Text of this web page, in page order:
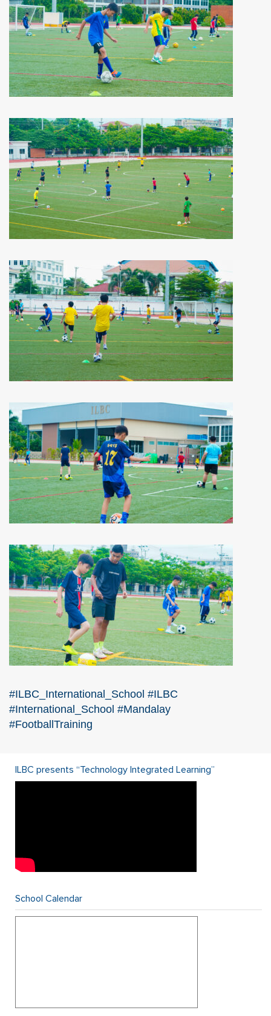
#ILBC_International_School #ILBC
#International_School #Mandalay
#FootballTraining
ILBC presents “Technology Integrated Learning”
School Calendar